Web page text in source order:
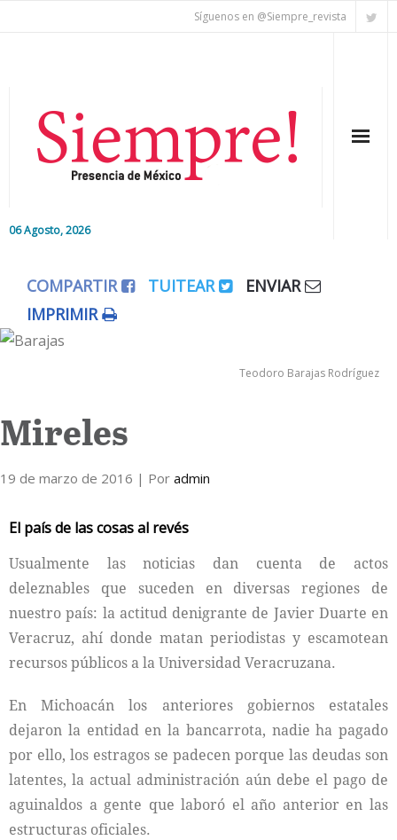
Síguenos en @Siempre_revista
06 Agosto, 2026
Editorial
Nacional
Internacional
Cultura
COMPARTIR TUITEAR
ENVIAR
IMPRIMIR
Teodoro Barajas Rodríguez
Mireles
19 de marzo de 2016 | Por admin
El país de las cosas al revés
Usualmente las noticias dan cuenta de actos
deleznables que suceden en diversas regiones de
nuestro país: la actitud denigrante de Javier Duarte en
Veracruz, ahí donde matan periodistas y escamotean
recursos públicos a la Universidad Veracruzana.
En Michoacán los anteriores gobiernos estatales
dejaron la entidad en la bancarrota, nadie ha pagado
por ello, los estragos se padecen porque las deudas son
latentes, la actual administración aún debe el pago de
aguinaldos a gente que laboró el año anterior en las
estructuras oficiales.